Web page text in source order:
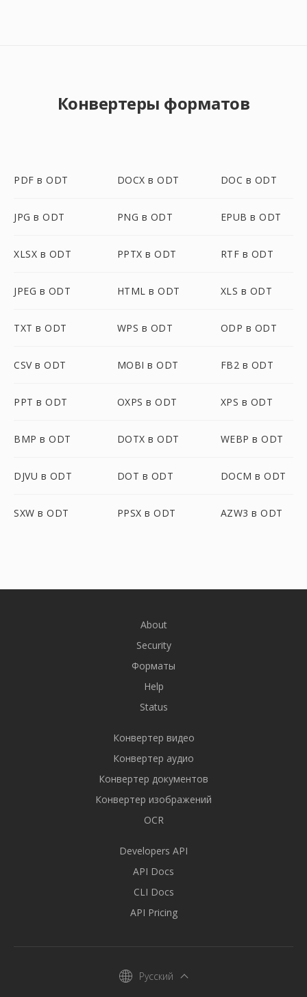
Конвертеры форматов
PDF в ODT DOCX в ODT DOC в ODT
JPG в ODT PNG в ODT EPUB в ODT
XLSX в ODT PPTX в ODT RTF в ODT
JPEG в ODT HTML в ODT XLS в ODT
TXT в ODT WPS в ODT ODP в ODT
CSV в ODT MOBI в ODT FB2 в ODT
PPT в ODT OXPS в ODT XPS в ODT
BMP в ODT DOTX в ODT WEBP в ODT
DJVU в ODT DOT в ODT DOCM в ODT
SXW в ODT PPSX в ODT AZW3 в ODT
About
Security
Форматы
Help
Status
Конвертер видео
Конвертер аудио
Конвертер документов
Конвертер изображений
OCR
Developers API
API Docs
CLI Docs
API Pricing
Русский